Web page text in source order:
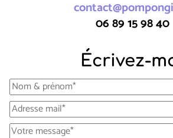
06 89 15 98 40
Écrivez-